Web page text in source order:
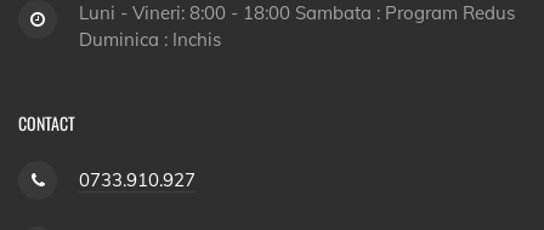
Luni - Vineri: 8:00 - 18:00 Sambata : Program Redus
Duminica : Inchis
CONTACT
0733.910.927